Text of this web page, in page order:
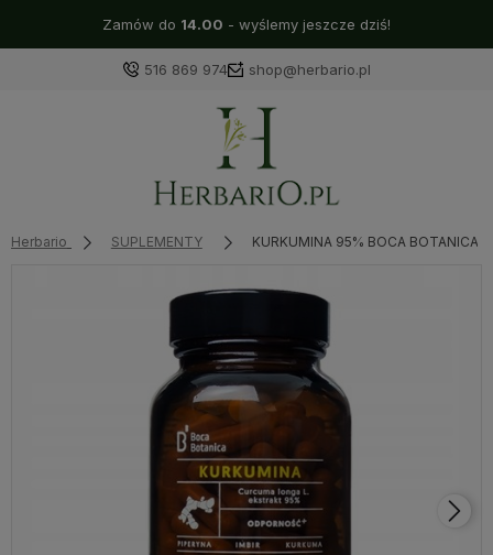
Darmowa dostawa Orlen Paczka od 69 zł! ❤️
516 869 974 shop@herbario.pl
Herbario SUPLEMENTY KURKUMINA 95% BOCA BOTANICA